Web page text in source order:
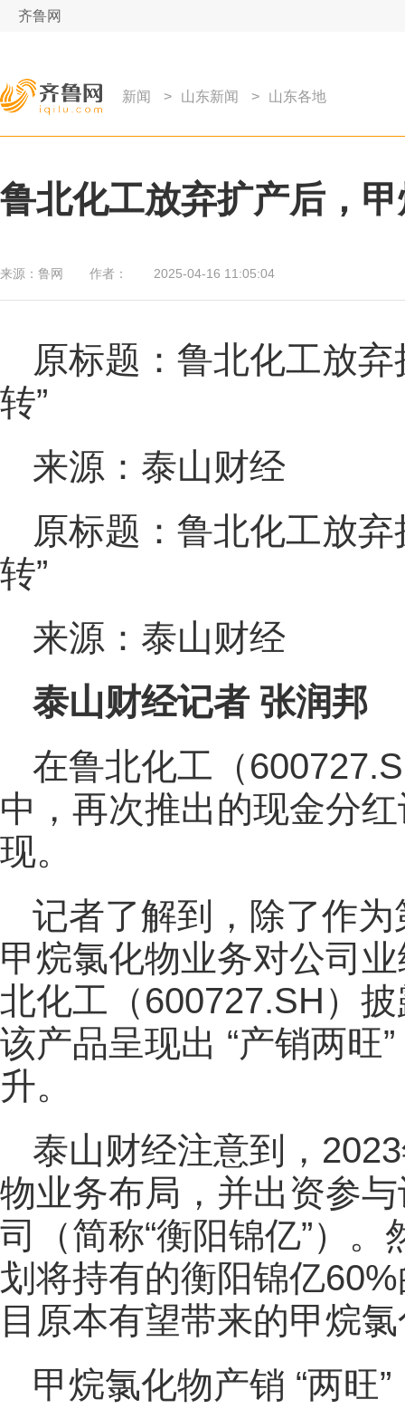
齐鲁网
新闻 > 山东新闻 > 山东各地
鲁北化工放弃扩产后，
来源： 鲁网 作者： 2025-04-16 11:05:04
原标题：鲁北化工放
转”
来源：泰山财经
原标题：鲁北化工放
转”
来源：泰山财经
泰山财经记者 张润邦
在鲁北化工（
中，再次推出的现金分
现。
记者了解到，除了作
甲烷氯化物业务对公司
北化工（600727.SH）
该产品呈现出 “产销两旺
升。
泰山财经注意到，
物业务布局，并出资参
司（简称“衡阳锦亿”）
划将持有的衡阳锦亿
目原本有望带来的甲烷
甲烷氯化物产销 “两旺”